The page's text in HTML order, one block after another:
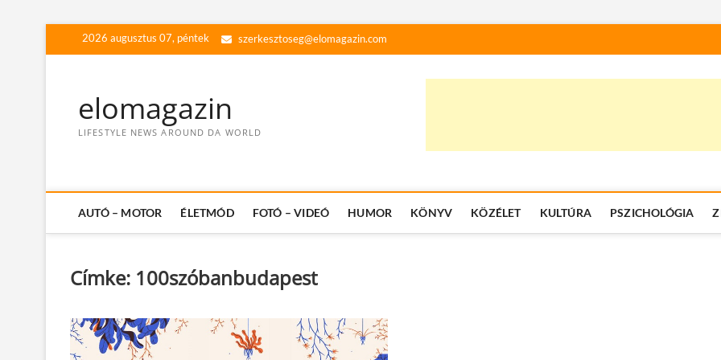
2026 augusztus 07, péntek szerkesztoseg@elomagazin.com
elomagazin
LIFESTYLE NEWS AROUND DA WORLD
AUTÓ – MOTOR ÉLETMÓD FOTÓ – VIDEÓ HUMOR KÖNYV KÖZÉLET KULTÚRA PSZICHOLÓGIA
Címke: 100szóbanbudapest